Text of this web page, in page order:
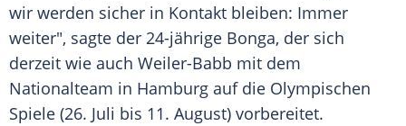
wir werden sicher in Kontakt bleiben: Immer
weiter", sagte der 24-jährige Bonga, der sich
derzeit wie auch Weiler-Babb mit dem
Nationalteam in Hamburg auf die Olympischen
Spiele (26. Juli bis 11. August) vorbereitet.